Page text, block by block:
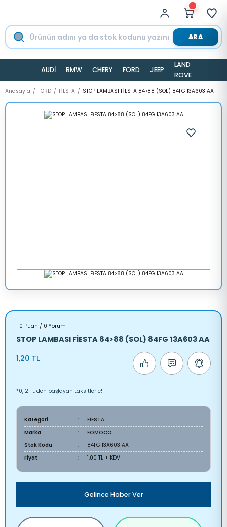
ARA
AUDİ BMW CHERY FORD JEEP
LAND
ROVER
Anasayfa FORD FİESTA STOP LAMBASI FİESTA 84>88 (SOL) 84FG 13A603 AA
0 Puan / 0 Yorum
STOP LAMBASI FİESTA 84>88 (SOL) 84FG 13A603 AA
1,20 TL
*0,12 TL den başlayan taksitlerle!
Kategori
FİESTA
Marka
FOMOCO
Stok Kodu
84FG 13A603 AA
Fiyat
1,00 TL + KDV
Gelince Haber Ver